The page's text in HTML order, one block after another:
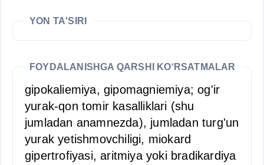
YON TA'SIRI
FOYDALANISHGA QARSHI KO‘RSATMALAR
gipokaliemiya, gipomagniemiya; og'ir
yurak-qon tomir kasalliklari (shu
jumladan anamnezda), jumladan turg'un
yurak yetishmovchiligi, miokard
gipertrofiyasi, aritmiya yoki bradikardiya